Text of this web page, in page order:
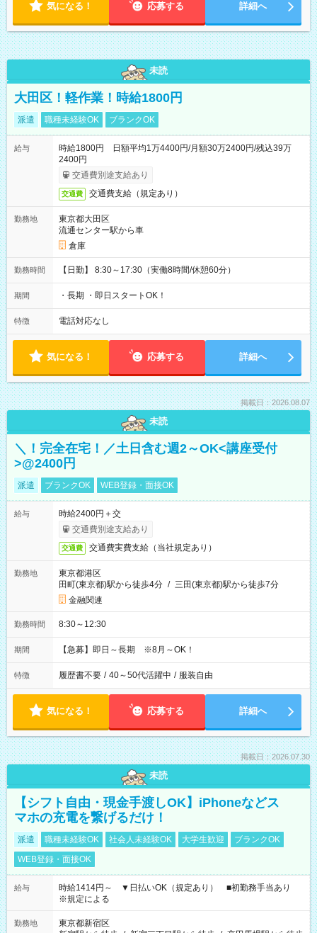
気になる！ 応募する 詳細へ
未読
大田区！軽作業！時給1800円
派遣 職種未経験OK ブランクOK
給与
時給1800円 日額平均1万4400円/月額30万2400円/残込39万
2400円
交通費別途支給あり
交通費 交通費支給（規定あり）
勤務地
東京都大田区
流通センター駅から車
倉庫
勤務時間 【日勤】 8:30～17:30（実働8時間/休憩60分）
期間 ・長期 ・即日スタートOK！
特徴 電話対応なし
気になる！ 応募する 詳細へ
掲載日：2026.08.07
未読
＼！完全在宅！／土日含む週2～OK<講座受付
>@2400円
派遣 ブランクOK WEB登録・面接OK
給与
時給2400円＋交
交通費別途支給あり
交通費 交通費実費支給（当社規定あり）
勤務地
東京都港区
田町(東京都)駅から徒歩4分 / 三田(東京都)駅から徒歩7分
金融関連
勤務時間 8:30～12:30
期間 【急募】即日～長期 ※8月～OK！
特徴 履歴書不要 / 40～50代活躍中 / 服装自由
気になる！ 応募する 詳細へ
掲載日：2026.07.30
未読
【シフト自由・現金手渡しOK】iPhoneなどス
マホの充電を繋げるだけ！
派遣 職種未経験OK 社会人未経験OK 大学生歓迎
ブランクOK
WEB登録・面接OK
給与
時給1414円～ ▼日払いOK（規定あり） ■初勤務手当あり
※規定による
勤務地
東京都新宿区